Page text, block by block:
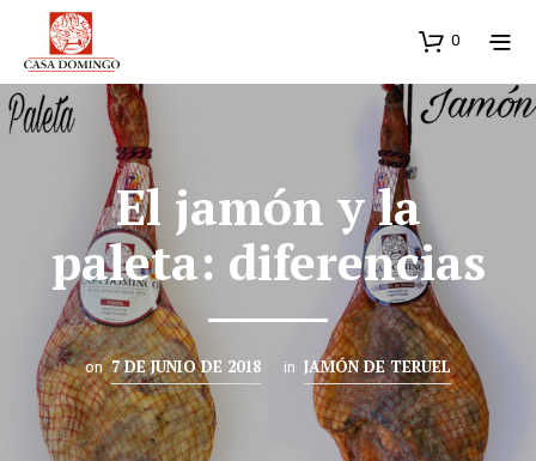
0
El jamón y la
paleta: diferencias
on 7 DE JUNIO DE 2018 in JAMÓN DE TERUEL